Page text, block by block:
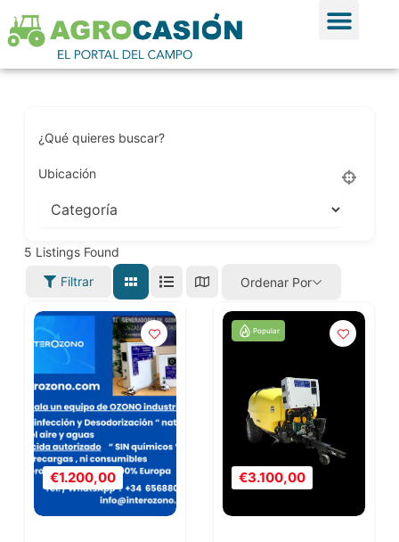
¿Qué quieres buscar?
Ubicación
5 Listings Found
Filtrar
Ordenar Por
€1.200,00
Popular
€3.100,00